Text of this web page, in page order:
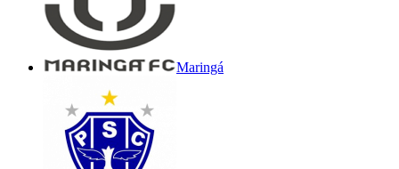
Maringá